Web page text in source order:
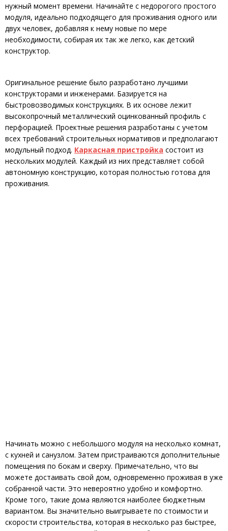
нужный момент времени. Начинайте с недорогого простого
модуля, идеально подходящего для проживания одного или
двух человек, добавляя к нему новые по мере
необходимости, собирая их так же легко, как детский
конструктор.
Оригинальное решение было разработано лучшими
конструкторами и инженерами. Базируется на
быстровозводимых конструкциях. В их основе лежит
высокопрочный металлический оцинкованный профиль с
перфорацией. Проектные решения разработаны с учетом
всех требований строительных нормативов и предполагают
модульный подход. Каркасная пристройка состоит из
нескольких модулей. Каждый из них представляет собой
автономную конструкцию, которая полностью готова для
проживания.
Начинать можно с небольшого модуля на несколько комнат,
с кухней и санузлом. Затем пристраиваются дополнительные
помещения по бокам и сверху. Примечательно, что вы
можете достаивать свой дом, одновременно проживая в уже
собранной части. Это невероятно удобно и комфортно.
Кроме того, такие дома являются наиболее бюджетным
вариантом. Вы значительно выигрываете по стоимости и
скорости строительства, которая в несколько раз быстрее,